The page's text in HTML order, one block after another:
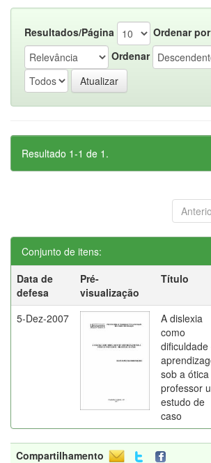
Resultados/Página
Ordenar por
Ordenar
Resultado 1-1 de 1.
Conjunto de itens:
Data de
defesa
Pré-
visualização
Título
5-Dez-2007
A dislexia
como
dificuldade
sob a ótica
professor
estudo de
caso
Compartilhamento